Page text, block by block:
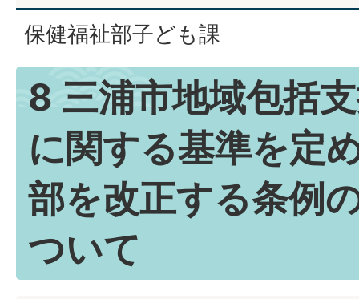
保健福祉部子ども課
8 三浦市地域包括
に関する基準を定
部を改正する条例
ついて